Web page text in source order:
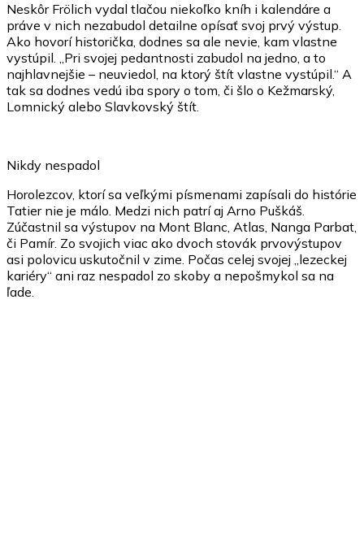
Neskôr Frölich vydal tlačou niekoľko kníh i kalendáre a
práve v nich nezabudol detailne opísať svoj prvý výstup.
Ako hovorí historička, dodnes sa ale nevie, kam vlastne
vystúpil. „Pri svojej pedantnosti zabudol na jedno, a to
najhlavnejšie – neuviedol, na ktorý štít vlastne vystúpil.“ A
tak sa dodnes vedú iba spory o tom, či šlo o Kežmarský,
Lomnický alebo Slavkovský štít.
Nikdy nespadol
Horolezcov, ktorí sa veľkými písmenami zapísali do histórie
Tatier nie je málo. Medzi nich patrí aj Arno Puškáš.
Zúčastnil sa výstupov na Mont Blanc, Atlas, Nanga Parbat,
či Pamír. Zo svojich viac ako dvoch stovák prvovýstupov
asi polovicu uskutočnil v zime. Počas celej svojej „lezeckej
kariéry“ ani raz nespadol zo skoby a nepošmykol sa na
ľade.